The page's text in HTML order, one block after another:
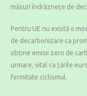
măsuri îndrăznețe de
Pentru UE nu există o
de decarbonizare ca
obține emisii zero de
urmare, vital ca țările
fermitate ciclismul.